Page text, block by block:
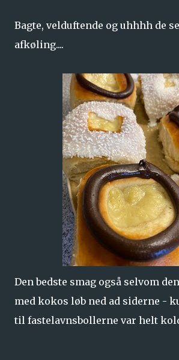
Bagte, velduftende og uhhhh de
afkøling....
Den bedste smag også selvom
med kokos løb ned ad siderne -
til fastelavnsbollerne var helt